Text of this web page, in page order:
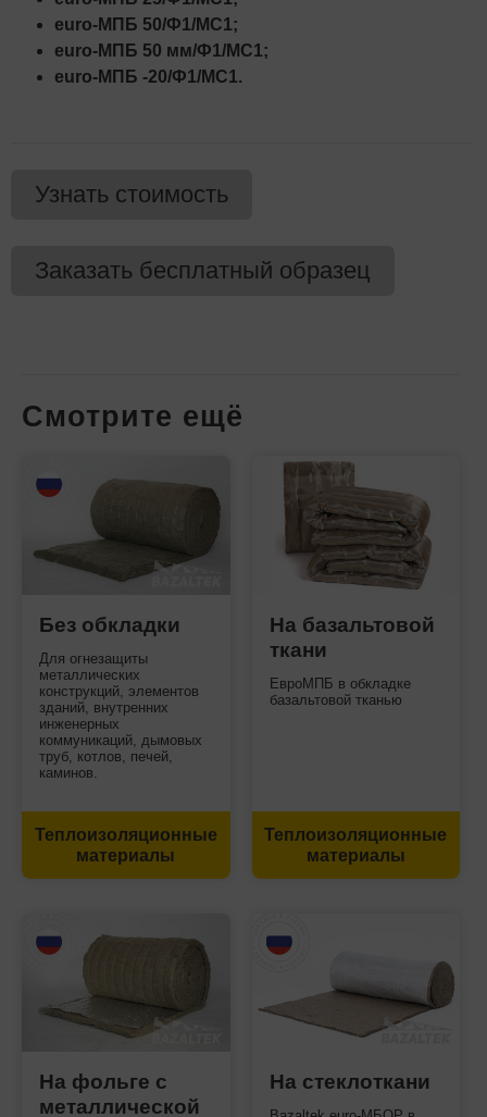
euro-МПБ 50/Ф1/МС1;
euro-МПБ 50 мм/Ф1/МС1;
euro-МПБ -20/Ф1/МС1.
Узнать стоимость
Заказать бесплатный образец
Смотрите ещё
Без обкладки
Для огнезащиты
металлических
конструкций, элементов
зданий, внутренних
инженерных
коммуникаций, дымовых
труб, котлов, печей,
каминов.
Теплоизоляционные
материалы
На базальтовой
ткани
ЕвроМПБ в обкладке
базальтовой тканью
Теплоизоляционные
материалы
На фольге с
металлической
На стеклоткани